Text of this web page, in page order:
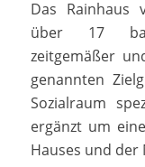
Das Rainhaus
über 17
zeitgemäßer
genannten
Sozialraum
ergänzt um
Hauses und der